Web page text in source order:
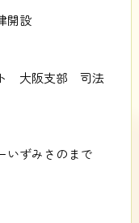
開設
ト 大阪支部 司法
いずみさのまで